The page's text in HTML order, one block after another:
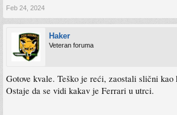
Feb 24, 2024
Haker
Veteran foruma
Gotove kvale. Teško je reći, zaostali slični kao
Ostaje da se vidi kakav je Ferrari u utrci.